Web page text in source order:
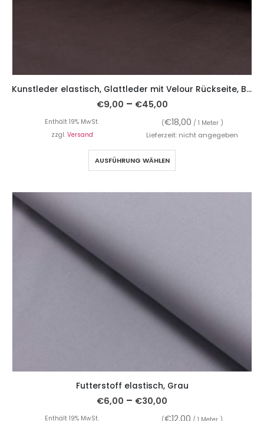
Kunstleder elastisch, Glattleder mit Velour Rückseite, Braun
€9,00 – €45,00
Enthält 19% MwSt. (€18,00 / 1 Meter )
zzgl. Versand Lieferzeit: nicht angegeben
AUSFÜHRUNG WÄHLEN
Futterstoff elastisch, Grau
€6,00 – €30,00
Enthält 19% MwSt. €12,00